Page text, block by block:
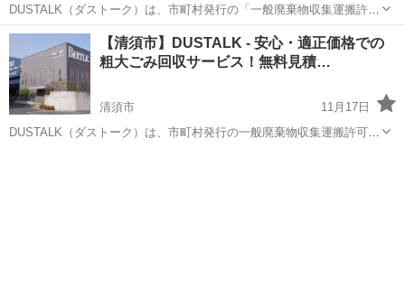
DUSTALK（ダストーク）は、市町村発行の「一般廃棄物収集運搬許可
証」を持つ業者のみを登録し運営しております。 そのため、適正価格
での不用品回収を実現しています。 個人の方から法人の方まで、安心
してご利用いただける...
愛知 高浜市 不用品回収
【清須市】DUSTALK - 安心・適正価格での
粗大ごみ回収サービス！無料見積…
清須市
11月17日
DUSTALK（ダストーク）は、市町村発行の一般廃棄物収集運搬許可証